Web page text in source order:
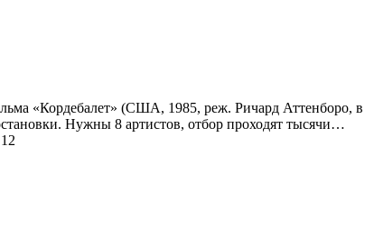
«Кордебалет» (США, 1985, реж. Ричард Аттенборо, в
Нужны 8 артистов, отбор проходят тысячи…